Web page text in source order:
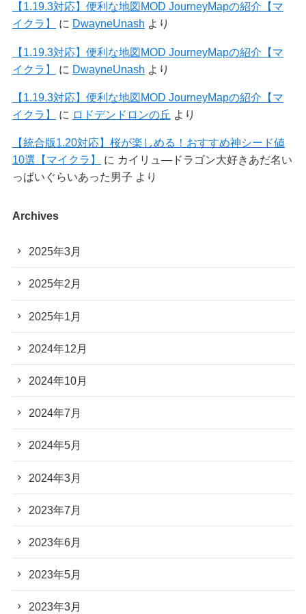
【1.19.3対応】便利な地図MOD JourneyMapの紹介【マ
イクラ】
に DwayneUnash より
【1.19.3対応】便利な地図MOD JourneyMapの紹介【マ
イクラ】
に DwayneUnash より
【1.19.3対応】便利な地図MOD JourneyMapの紹介【マ
イクラ】
に ロドデンドロンの丘 より
【統合版1.20対応】桜が楽しめる！おすすめ神シード値
10選【マイクラ】
に カイリュ―ドラゴン大好きあだ名い
っぱいぐらいあった男子 より
Archives
2025年3月
2025年2月
2025年1月
2024年12月
2024年10月
2024年7月
2024年5月
2024年3月
2023年7月
2023年6月
2023年5月
2023年3月